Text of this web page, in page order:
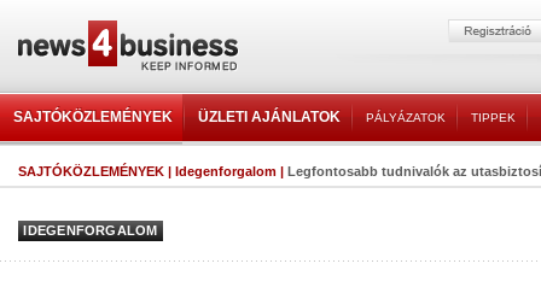
SAJTÓKÖZLEMÉNYEK ÜZLETI AJÁNLATOK PÁLYÁZATOK TIPPEK
SAJTÓKÖZLEMÉNYEK | Idegenforgalom | Legfontosabb tudnivalók az
IDEGENFORGALOM